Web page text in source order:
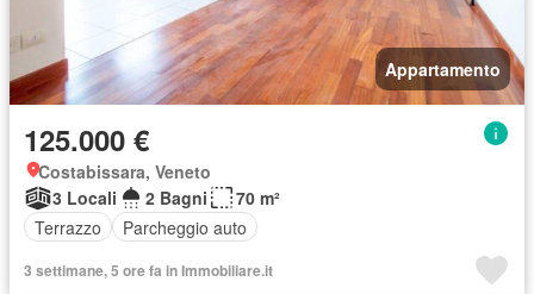
Appartamento
125.000 €
Costabissara, Veneto
3 Locali
2 Bagni
70 m²
Terrazzo
Parcheggio auto
3 settimane, 5 ore fa in Immobiliare.it